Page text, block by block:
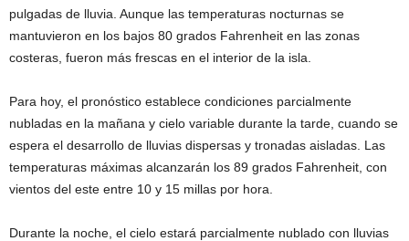
pulgadas de lluvia. Aunque las temperaturas nocturnas se
mantuvieron en los bajos 80 grados Fahrenheit en las zonas
costeras, fueron más frescas en el interior de la isla.
Para hoy, el pronóstico establece condiciones parcialmente
nubladas en la mañana y cielo variable durante la tarde, cuando se
espera el desarrollo de lluvias dispersas y tronadas aisladas. Las
temperaturas máximas alcanzarán los 89 grados Fahrenheit, con
vientos del este entre 10 y 15 millas por hora.
Durante la noche, el cielo estará parcialmente nublado con lluvias